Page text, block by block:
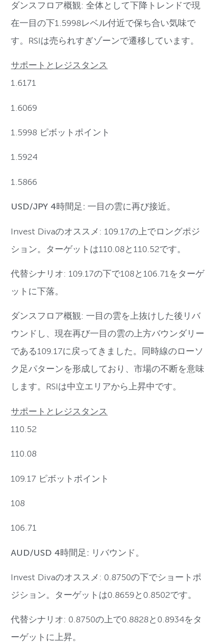
ダンスフロア概観: 全体として下降トレンドで現
在一目の下1.5998レベル付近で保ち合い気味で
す。RSIは売られすぎゾーンで遷移しています。
サポートとレジスタンス
1.6171
1.6069
1.5998 ピボットポイント
1.5924
1.5866
USD/JPY 4時間足: 一目の雲に再び接近。
Invest Divaのオススメ: 109.17の上でロングポジ
ション。ターゲットは110.08と110.52です。
代替シナリオ: 109.17の下で108と106.71をターゲ
ットに下落。
ダンスフロア概観: 一目の雲を上抜けした後リバ
ウンドし、現在再び一目の雲の上方バウンダリー
である109.17に戻ってきました。同時線のローソ
ク足パターンを形成しており、市場の不断を意味
します。RSIは中立エリアから上昇中です。
サポートとレジスタンス
110.52
110.08
109.17 ピボットポイント
108
106.71
AUD/USD 4時間足: リバウンド。
Invest Divaのオススメ: 0.8750の下でショートポ
ジション。ターゲットは0.8659と0.8502です。
代替シナリオ: 0.8750の上で0.8828と0.8934をタ
ーゲットに上昇。